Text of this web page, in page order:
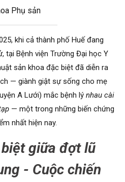
Phụ sản
khi cả thành phố Huế đang
tại Bệnh viện Trường Đại học Y
sản khoa đặc biệt đã diễn ra
— giành giật sự sống cho mẹ
A Lưới) mắc bệnh lý nhau cài
— một trong những biến chứng
nhất hiện nay.
giữa đợt lũ
- Cuộc chiến